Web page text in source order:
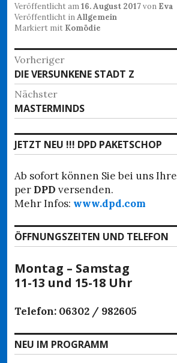
Veröffentlicht am16. August 2017von Eva
Veröffentlicht inAllgemein
Markiert mit Komödie
Vorheriger
Vorheriger
Beitrag:
DIE VERSUNKENE STADT Z
Nächster
Nächster
Beitrag:
MASTERMINDS
JETZT NEU !!! DPD PAKETSCHOP
Ab sofort können Sie bei uns
per DPD versenden.
Mehr Infos: www.dpd.com
ÖFFNUNGSZEITEN UND TELEFON
Montag – Samstag
11-13 und 15-18 Uhr
Telefon: 06302 / 982605
NEU IM PROGRAMM